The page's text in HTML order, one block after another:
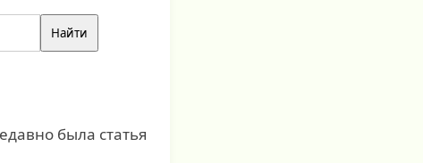
была статья